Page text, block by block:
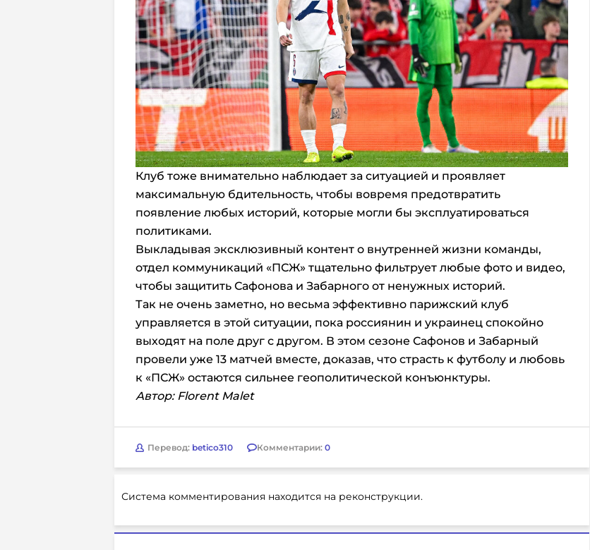
Клуб тоже внимательно наблюдает за ситуацией и проявляет
максимальную бдительность, чтобы вовремя предотвратить
появление любых историй, которые могли бы эксплуатироваться
политиками.
Выкладывая эксклюзивный контент о внутренней жизни команды,
отдел коммуникаций «ПСЖ» тщательно фильтрует любые фото и видео,
чтобы защитить Сафонова и Забарного от ненужных историй.
Так не очень заметно, но весьма эффективно парижский клуб
управляется в этой ситуации, пока россиянин и украинец спокойно
выходят на поле друг с другом. В этом сезоне Сафонов и Забарный
провели уже 13 матчей вместе, доказав, что страсть к футболу и любовь
к «ПСЖ» остаются сильнее геополитической конъюнктуры.
Автор: Florent Malet
Перевод: betico310 Комментарии: 0
Система комментирования находится на реконструкции.